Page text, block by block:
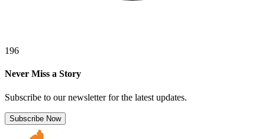
196
Never Miss a Story
Subscribe to our newsletter for the latest updates.
Subscribe Now